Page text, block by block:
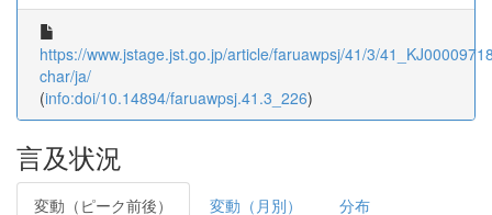
https://www.jstage.jst.go.jp/article/faruawpsj/41/3/
char/ja/
(info:doi/10.14894/faruawpsj.41.3_226)
言及状況
変動（ピーク前後） 変動（月別） 分布